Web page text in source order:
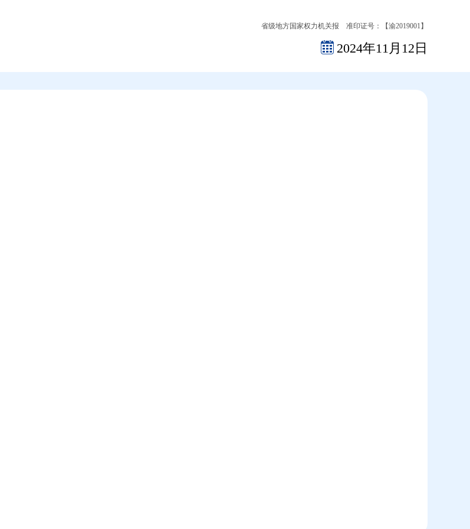
省级地方国家权力机关报 准印证号：【渝2019001】
2024年11月12日